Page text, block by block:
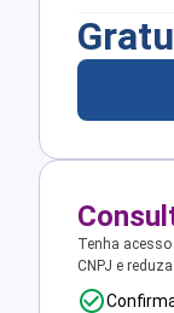
Tenha
CNPJ e